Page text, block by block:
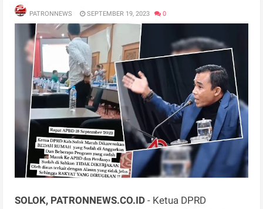
PATRONNEWS SEPTEMBER 19, 2023 0
SOLOK, PATRONNEWS.CO.ID - Ketua DPRD